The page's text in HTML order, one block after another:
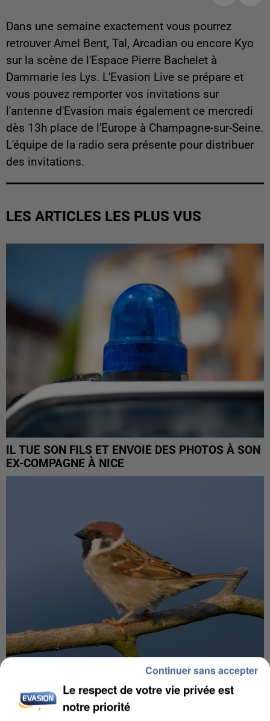
Dans une semaine exactement vous pourrez
retrouver Amel Bent, Tal, Arcadian ou encore Kyo
sur la scène de l'Espace Pierre Bachelet à
Dammarie les Lys. L'Evasion Live se prépare et
vous pouvez remporter vos invitations sur
l'antenne d'Evasion mais également ce mercredi
dès 13h place de l'Europe à Champagne-sur-Seine.
L'équipe de la radio sera présente pour distribuer
des invitations.
LES ARTICLES LES PLUS VUS
IL TUE SON FILS ET ENVOIE DES PHOTOS À SON
EX-COMPAGNE À NICE
APRÈS TOUTES CES CANICULES, LES REFUGES
DE FAUNE SAUVAGE SONT...
Le respect de votre vie privée est
notre priorité
Continuer sans accepter